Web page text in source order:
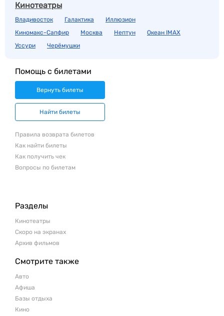
Кинотеатры
Владивосток Галактика
Иллюзион
Киномакс-Сапфир
Москва Нептун
Океан IMAX
Уссури
Черёмушки
Помощь с билетами
Вернуть билеты
Найти билеты
Правила возврата билетов
Как найти билеты
Как получить чек
Вопросы по билетам
Разделы
Кинотеатры
Скоро на экранах
Архив фильмов
Смотрите также
Авто
Афиша
Базы отдыха
Кино